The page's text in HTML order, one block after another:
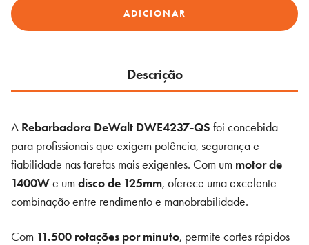
DeWalt
DWE4237-
1400W
ADICIONAR
Descrição
A Rebarbadora DeWalt DWE4237-QS foi concebida
para profissionais que exigem potência, segurança e
fiabilidade nas tarefas mais exigentes. Com um motor de
1400We um disco de 125mm, oferece uma excelente
combinação entre rendimento e manobrabilidade.
Com 11.500 rotações por minuto, permite cortes rápidos